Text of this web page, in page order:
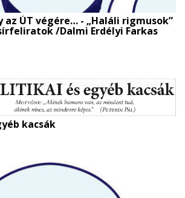
az ÚT végére… - „Haláli rigmusok”
/Dalmi Erdélyi Farkas
kacsák